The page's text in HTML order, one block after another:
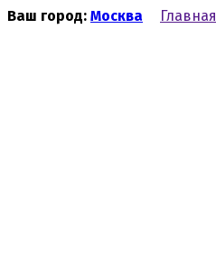
Ваш город: Москва Главная